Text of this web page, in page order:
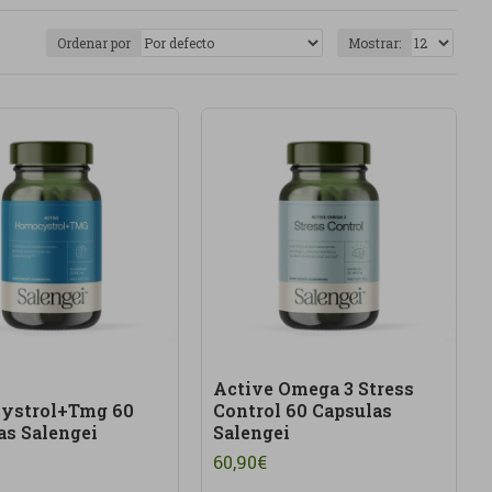
bien seleccionados.
con otros nutrientes.
naturales escogidos con criterio.
su bienestar desde una suplementación de
Ordenar por Mostrar:
60
Salengei
Active Omega 3 Stress
Control 60 Capsulas
Salengei
60,90€